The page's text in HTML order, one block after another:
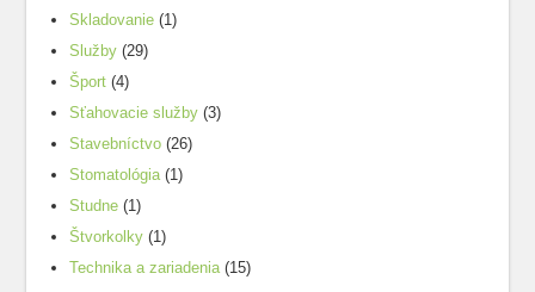
Skladovanie (1)
Služby (29)
Šport (4)
Sťahovacie služby (3)
Stavebníctvo (26)
Stomatológia(1)
Studne (1)
Štvorkolky (1)
Technika a zariadenia(15)